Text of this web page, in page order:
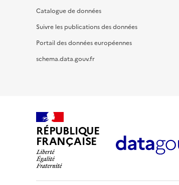
Catalogue de données
Suivre les publications des données
Portail des données européennes
schema.data.gouv.fr
RÉPUBLIQUE
FRANÇAISE